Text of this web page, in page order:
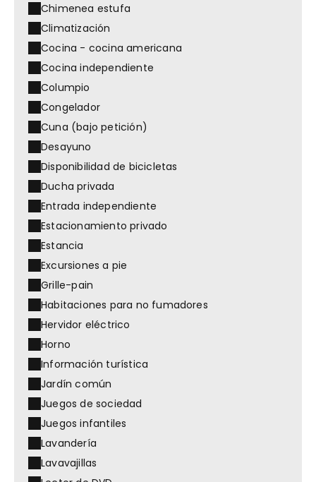
Chimenea estufa
Climatización
Cocina - cocina americana
Cocina independiente
Columpio
Congelador
Cuna (bajo petición)
Desayuno
Disponibilidad de bicicletas
Ducha privada
Entrada independiente
Estacionamiento privado
Estancia
Excursiones a pie
Grille-pain
Habitaciones para no fumadores
Hervidor eléctrico
Horno
Información turística
Jardín común
Juegos de sociedad
Juegos infantiles
Lavandería
Lavavajillas